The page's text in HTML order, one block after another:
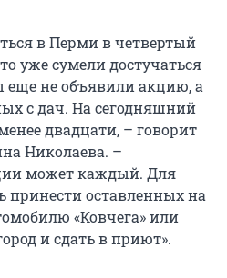
в Перми в четвертый
уже сумели достучаться
еще не объявили акцию, а
с дач. На сегодняшний
двадцати, – говорит
Николаева. –
может каждый. Для
принести оставленных на
«Ковчега» или
и сдать в приют».